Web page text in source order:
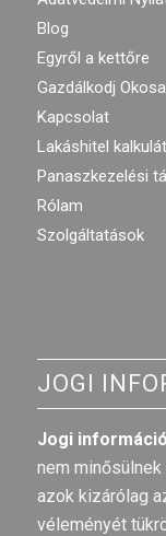
Blog
Egyről a kettőre
Gazdálkodj
Kapcsolat
Lakáshitel
Panaszkezelési
Rólam
Szolgáltatások
JOGI
Jogi
nem minősülnek
azok kizárólag
véleményét